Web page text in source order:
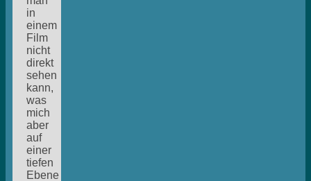
in
einem
Film
nicht
direkt
sehen
kann,
was
mich
aber
auf
einer
tiefen
Ebene